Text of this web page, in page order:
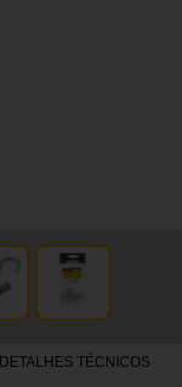
DETALHES TÉCNICOS